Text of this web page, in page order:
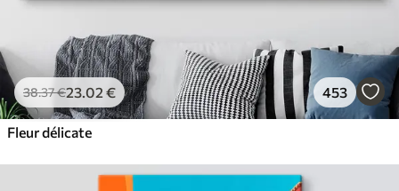
38.37€23.02 € 453
Fleur délicate